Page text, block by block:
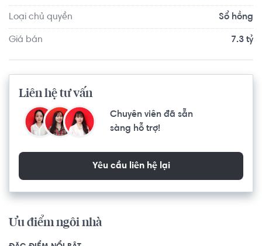
Loại chủ quyền Sổ hồng
Giá bán 7.3 tỷ
Liên hệ tư vấn
Chuyên viên đã sẵn
sàng hỗ trợ!
Yêu cầu liên hệ lại
Ưu điểm ngôi nhà